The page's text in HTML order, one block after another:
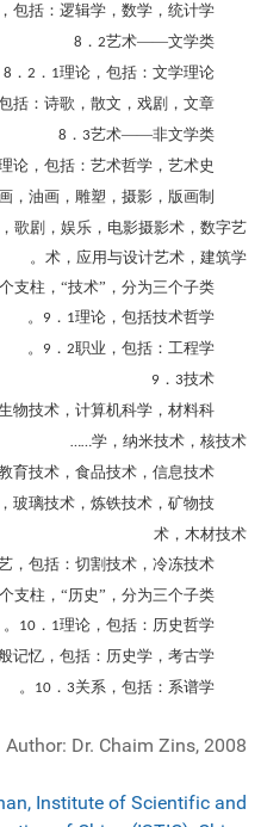
包括：逻辑学，数学，统计学。
8 ． 2艺术――文学类
8 ． 2 ． 1理论，包括：文学理论。
括：诗歌，散文，戏剧，文章。
8 ． 3艺术――非文学类
论，包括：艺术哲学，艺术史。
，油画，雕塑，摄影，版画制
歌剧，娱乐，电影摄影术，数字艺
术，应用与设计艺术，建筑学。
支柱，“技术”，分为三个子类。
9 ． 1理论，包括技术哲学。
9 ． 2职业，包括：工程学。
9 ． 3技术
物技术，计算机科学，材料科
学，纳米技术，核技术
……
育技术，食品技术，信息技术
玻璃技术，炼铁技术，矿物技
术，木材技术
，包括：切割技术，冷冻技术。
支柱，“历史”，分为三个子类。
10 ． 1理论，包括：历史哲学。
记忆，包括：历史学，考古学。
10 ． 3关系，包括：系谱学。
Author: Dr. Chaim Zins, 2008
Institute of Scientific and